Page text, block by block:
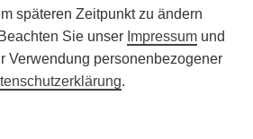
späteren Zeitpunkt zu ändern
Sie unser Impressum und
Verwendung personenbezogener
.